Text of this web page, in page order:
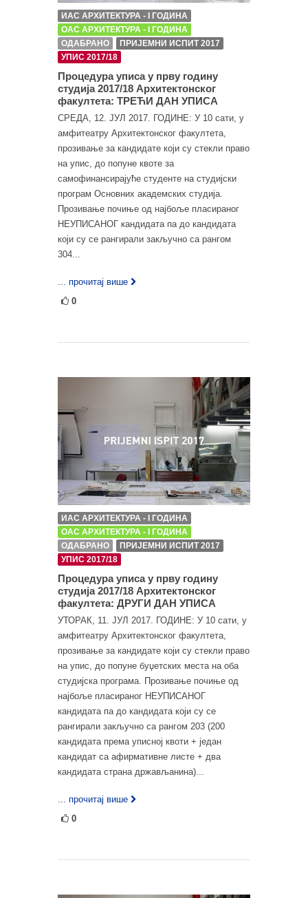
ИАС АРХИТЕКТУРА - I ГОДИНА
ОАС АРХИТЕКТУРА - I ГОДИНА
ОДАБРАНО
ПРИЈЕМНИ ИСПИТ 2017
УПИС 2017/18
Процедура уписа у прву годину
студија 2017/18 Архитектонског
факултета: ТРЕЋИ ДАН УПИСА
СРЕДА, 12. ЈУЛ 2017. ГОДИНЕ: У 10 сати, у
амфитеатру Архитектонског факултета,
прозивање за кандидате који су стекли право
на упис, до попуне квоте за
самофинансирајуће студенте на студијски
програм Основних академских студија.
Прозивање почиње од најбоље пласираног
НЕУПИСАНОГ кандидата па до кандидата
који су се рангирали закључно са рангом
304...
... прочитај више
0
ИАС АРХИТЕКТУРА - I ГОДИНА
ОАС АРХИТЕКТУРА - I ГОДИНА
ОДАБРАНО
ПРИЈЕМНИ ИСПИТ 2017
УПИС 2017/18
Процедура уписа у прву годину
студија 2017/18 Архитектонског
факултета: ДРУГИ ДАН УПИСА
УТОРАК, 11. ЈУЛ 2017. ГОДИНЕ: У 10 сати, у
амфитеатру Архитектонског факултета,
прозивање за кандидате који су стекли право
на упис, до попуне буџетских места на оба
студијска програма. Прозивање почиње од
најбоље пласираног НЕУПИСАНОГ
кандидата па до кандидата који су се
рангирали закључно са рангом 203 (200
кандидата према уписној квоти + један
кандидат са афирмативне листе + два
кандидата страна држављанина)...
... прочитај више
0